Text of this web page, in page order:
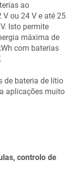
ao
ou 24 V e até 25
Isto permite
máxima de
com baterias
de bateria de lítio
aplicações muito
controlo de